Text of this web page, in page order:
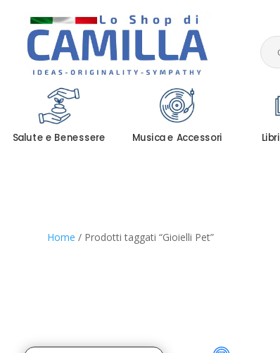
Salute e Benessere Musica e Accessori
Home / Prodotti taggati “Gioielli Pet”